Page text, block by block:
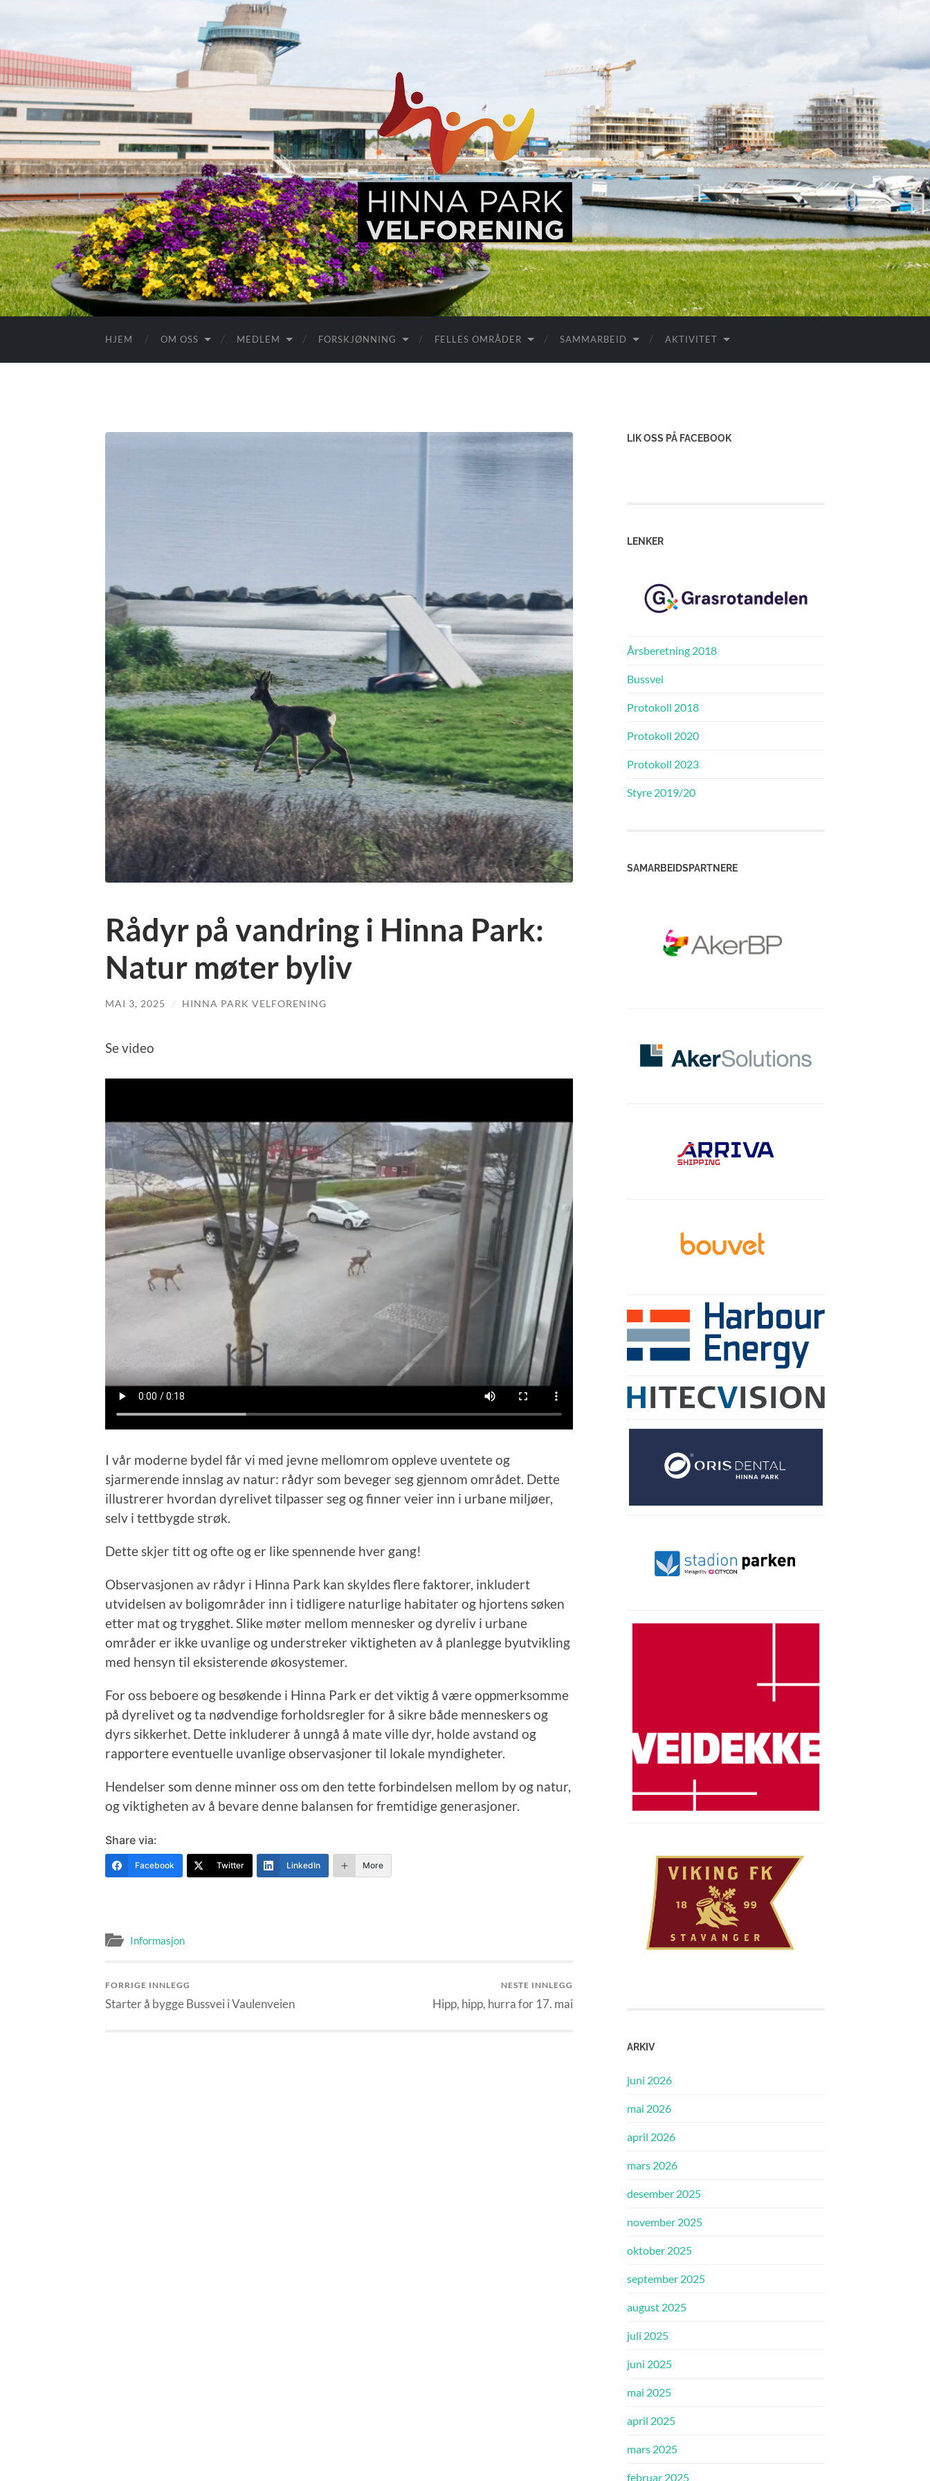
Hinna
Park,
en
levende
bydel
HJEM OM OSS MEDLEM FORSKJØNNING FELLES OMRÅDER SAMMARBEID AKTIVITET
Rådyr på vandring i Hinna Park:
Natur møter byliv
MAI 3, 2025 / HINNA PARK VELFORENING
Se video
I vår moderne bydel får vi med jevne mellomrom oppleve uventete og
sjarmerende innslag av natur: rådyr som beveger seg gjennom området. Dette
illustrerer hvordan dyrelivet tilpasser seg og finner veier inn i urbane miljøer,
selv i tettbygde strøk.
Dette skjer titt og ofte og er like spennende hver gang!
Observasjonen av rådyr i Hinna Park kan skyldes flere faktorer, inkludert
utvidelsen av boligområder inn i tidligere naturlige habitater og hjortens søken
etter mat og trygghet. Slike møter mellom mennesker og dyreliv i urbane
områder er ikke uvanlige og understreker viktigheten av å planlegge byutvikling
med hensyn til eksisterende økosystemer.
For oss beboere og besøkende i Hinna Park er det viktig å være oppmerksomme
på dyrelivet og ta nødvendige forholdsregler for å sikre både menneskers og
dyrs sikkerhet. Dette inkluderer å unngå å mate ville dyr, holde avstand og
rapportere eventuelle uvanlige observasjoner til lokale myndigheter.
Hendelser som denne minner oss om den tette forbindelsen mellom by og natur,
og viktigheten av å bevare denne balansen for fremtidige generasjoner.
Share via:
Facebook Twitter LinkedIn More
Informasjon
FORRIGE INNLEGG
Starter å bygge Bussvei i Vaulenveien
NESTE INNLEGG
Hipp, hipp, hurra for 17. mai
LIK OSS PÅ FACEBOOK
LENKER
Årsberetning 2018
Bussvei
Protokoll 2018
Protokoll 2020
Protokoll 2023
Styre 2019/20
SAMARBEIDSPARTNERE
ARKIV
juni 2026
mai 2026
april 2026
mars 2026
desember 2025
november 2025
oktober 2025
september 2025
august 2025
juli 2025
juni 2025
mai 2025
april 2025
mars 2025
februar 2025